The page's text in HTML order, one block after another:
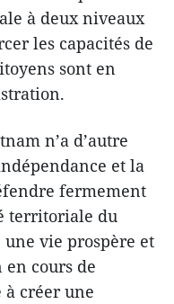
à deux niveaux
les capacités de
sont en
n’a d’autre
et la
fermement
territoriale du
une vie prospère et
cours de
créer une